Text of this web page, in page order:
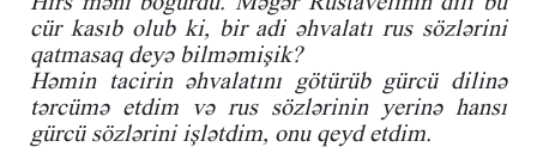
cür kasıb olub ki, bir adi əhvalatı rus sözlərini
qatmasaq deyə bilməmişik?
Həmin tacirin əhvalatını götürüb gürcü dilinə
tərcümə etdim və rus sözlərinin yerinə hansı
gürcü sözlərini işlətdim, onu qeyd etdim.